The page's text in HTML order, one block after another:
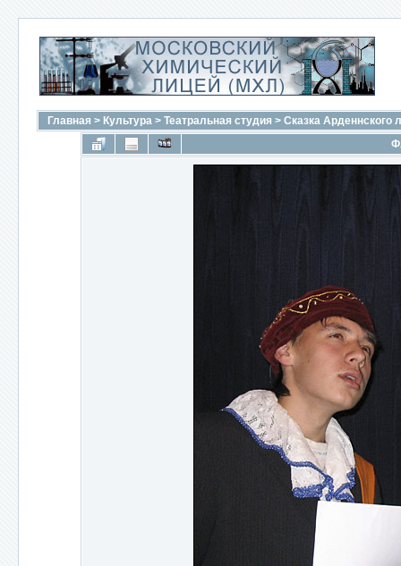
Главная > Культура > Театральная студия > Сказка Арденнского